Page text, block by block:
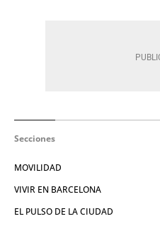
Secciones
MOVILIDAD
VIVIR EN BARCELONA
EL PULSO DE LA CIUDAD